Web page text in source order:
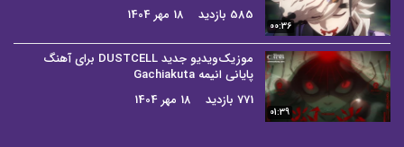
00:36
585 بازدید
18 مهر 1404
01:39
موزیک‌ویدیو جدید DUSTCELL برای آهنگ
پایانی انیمه Gachiakuta
771 بازدید
18 مهر 1404